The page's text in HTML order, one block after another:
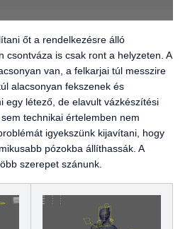
őt a rendelkezésre álló
is csak ront a helyzeten. A
van, a felkarjai túl messzire
alacsonyan fekszenek és
egy létező, de elavult vázkészítési
technikai értelemben nem
igyekszünk kijavítani, hogy
pózokba állíthassák. A
szerepet szánunk.